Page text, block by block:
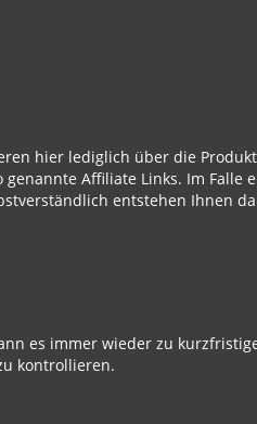
hier lediglich über die
Affiliate Links. Im Falle
entstehen Ihnen
es immer wieder zu
kontrollieren.